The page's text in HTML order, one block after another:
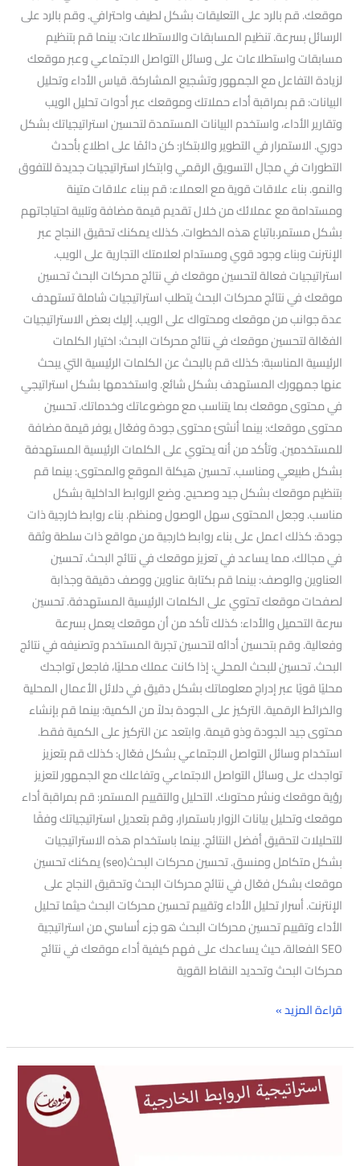
موقعك. قم بالرد على التعليقات بشكل لطيف واحترافي. وقم بالرد على
الرسائل بسرعة. تنظيم المسابقات والاستطلاعات: بينما قم بتنظيم
مسابقات واستطلاعات على وسائل التواصل الاجتماعي وعبر موقعك
لزيادة التفاعل مع الجمهور وتشجيع المشاركة. قياس الأداء وتحليل
البيانات: قم بمراقبة أداء حملاتك وموقعك عبر أدوات تحليل الويب
وتقارير الأداء، واستخدم البيانات المستمدة لتحسين استراتيجياتك بشكل
دوري. الاستمرار في التطوير والابتكار: كن دائمًا على اطلاع بأحدث
التطورات في مجال التسويق الرقمي وابتكار استراتيجيات جديدة للتفوق
والنمو. بناء علاقات قوية مع العملاء: قم ببناء علاقات متينة
ومستدامة مع عملائك من خلال تقديم قيمة مضافة وتلبية احتياجاتهم
بشكل مستمر.باتباع هذه الخطوات. كذلك يمكنك تحقيق النجاح عبر
الإنترنت وبناء وجود قوي ومستدام لعلامتك التجارية على الويب.
استراتيجيات فعالة لتحسين موقعك في نتائج محركات البحث تحسين
موقعك في نتائج محركات البحث يتطلب استراتيجيات شاملة تستهدف
عدة جوانب من موقعك ومحتواك على الويب. إليك بعض الاستراتيجيات
الفعّالة لتحسين موقعك في نتائج محركات البحث: اختيار الكلمات
الرئيسية المناسبة: كذلك قم بالبحث عن الكلمات الرئيسية التي يبحث
عنها جمهورك المستهدف بشكل شائع. واستخدمها بشكل استراتيجي
في محتوى موقعك بما يتناسب مع موضوعاتك وخدماتك. تحسين
محتوى موقعك: بينما أنشئ محتوى جودة وفعّال يوفر قيمة مضافة
للمستخدمين. وتأكد من أنه يحتوي على الكلمات الرئيسية المستهدفة
بشكل طبيعي ومناسب. تحسين هيكلة الموقع والمحتوى: بينما قم
بتنظيم موقعك بشكل جيد وصحيح. وضع الروابط الداخلية بشكل
مناسب. وجعل المحتوى سهل الوصول ومنظم. بناء روابط خارجية ذات
جودة: كذلك اعمل على بناء روابط خارجية من مواقع ذات سلطة وثقة
في مجالك. مما يساعد في تعزيز موقعك في نتائج البحث. تحسين
العناوين والوصف: بينما قم بكتابة عناوين ووصف دقيقة وجذابة
لصفحات موقعك تحتوي على الكلمات الرئيسية المستهدفة. تحسين
سرعة التحميل والأداء: كذلك تأكد من أن موقعك يعمل بسرعة
وفعالية. وقم بتحسين أدائه لتحسين تجربة المستخدم وتصنيفه في نتائج
البحث. تحسين للبحث المحلي: إذا كانت عملك محليًا، فاجعل تواجدك
محليًا قويًا عبر إدراج معلوماتك بشكل دقيق في دلائل الأعمال المحلية
والخرائط الرقمية. التركيز على الجودة بدلاً من الكمية: بينما قم بإنشاء
محتوى جيد الجودة وذو قيمة. وابتعد عن التركيز على الكمية فقط.
استخدام وسائل التواصل الاجتماعي بشكل فعّال: كذلك قم بتعزيز
تواجدك على وسائل التواصل الاجتماعي وتفاعلك مع الجمهور لتعزيز
رؤية موقعك ونشر محتوىك. التحليل والتقييم المستمر: قم بمراقبة أداء
موقعك وتحليل بيانات الزوار باستمرار، وقم بتعديل استراتيجياتك وفقًا
للتحليلات لتحقيق أفضل النتائج. بينما باستخدام هذه الاستراتيجيات
بشكل متكامل ومنسق. تحسين محركات البحث(seo) يمكنك تحسين
موقعك بشكل فعّال في نتائج محركات البحث وتحقيق النجاح على
الإنترنت. أسرار تحليل الأداء وتقييم تحسين محركات البحث حيثما تحليل
الأداء وتقييم تحسين محركات البحث هو جزء أساسي من استراتيجية
SEO الفعالة، حيث يساعدك على فهم كيفية أداء موقعك في نتائج
محركات البحث وتحديد النقاط القوية
قراءة المزيد »
استراتيجية
الروابط